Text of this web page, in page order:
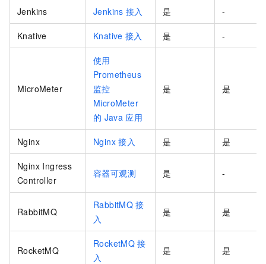
Jenkins Jenkins 接入 是 -
Knative Knative 接入 是 -
MicroMeter
使用
Prometheus
监控
MicroMeter
的 Java 应用
是 是
Nginx Nginx 接入 是 是
Nginx Ingress
Controller
容器可观测 是 -
RabbitMQ
RabbitMQ 接
入
是 是
RocketMQ
RocketMQ 接
入
是 是